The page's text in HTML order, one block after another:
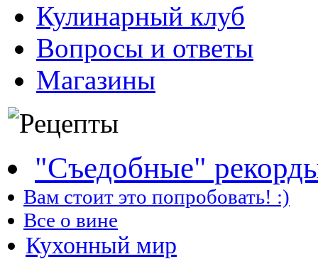
Кулинарный клуб
Вопросы и ответы
Магазины
"Съедобные"
Вам стоит это попробовать! :)
Все о вине
Кухонный мир